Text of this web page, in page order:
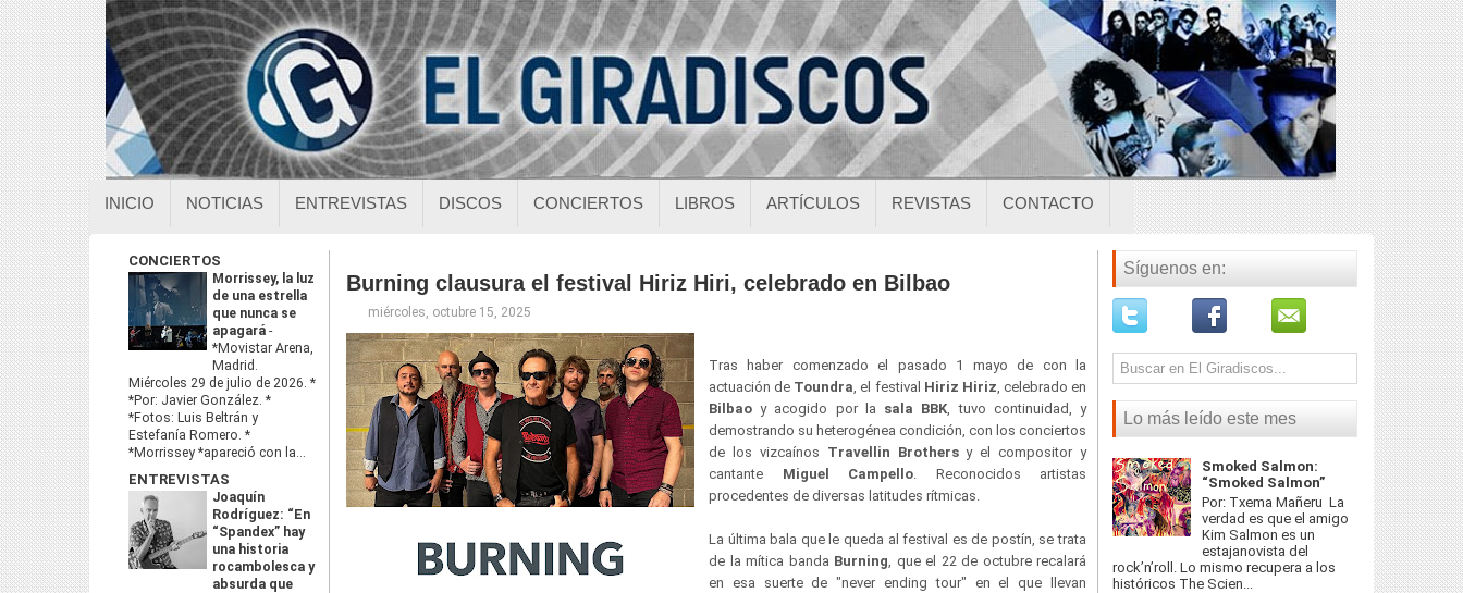
INICIO NOTICIAS ENTREVISTAS DISCOS CONCIERTOS LIBROS ARTÍCULOS REVISTAS CONTACTO
CONCIERTOS
Morrissey, la luz
de una estrella
que nunca se
apagará -
*Movistar Arena,
Madrid.
Miércoles 29 de julio de 2026. *
*Por: Javier González. *
*Fotos: Luis Beltrán y
Estefanía Romero. *
*Morrissey *apareció con la...
ENTREVISTAS
Joaquín
Rodríguez: “En
“Spandex” hay
una historia
rocambolesca y
absurda que
Burning clausura el festival Hiriz Hiri, celebrado en Bilbao
miércoles, octubre 15, 2025
Tras haber comenzado el pasado 1 mayo de con la
actuación de Toundra, el festival Hiriz Hiriz, celebrado en
Bilbaoy acogido por la sala BBK, tuvo continuidad, y
demostrando su heterogénea condición, con los conciertos
de los vizcaínos Travellin Brothersy el compositor y
cantante Miguel Campello. Reconocidos artistas
procedentes de diversas latitudes rítmicas.
La última bala que le queda al festival es de postín, se trata
de la mítica banda Burning, que el 22 de octubre recalará
en esa suerte de "never ending tour" en el que llevan
Síguenos en:
Lo más leído este mes
Smoked Salmon:
“Smoked Salmon”
Por: Txema Mañeru La
verdad es que el amigo
Kim Salmon es un
estajanovista del
rock’n’roll. Lo mismo recupera a los
históricos The Scien...